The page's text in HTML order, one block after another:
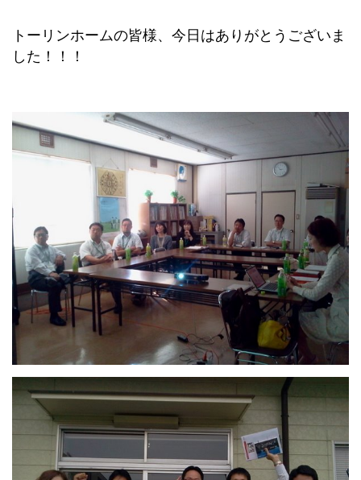
トーリンホームの皆様、今日はありがとうございま
した！！！